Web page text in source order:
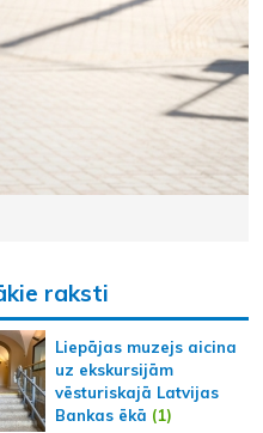
raksti
Liepājas muzejs aicina
uz ekskursijām
vēsturiskajā Latvijas
Bankas ēkā (1)